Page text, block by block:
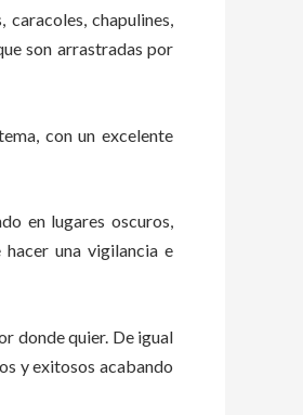
chapulines,
son arrastradas por
con un excelente
en lugares oscuros,
una vigilancia e
donde quier. De igual
y exitosos acabando